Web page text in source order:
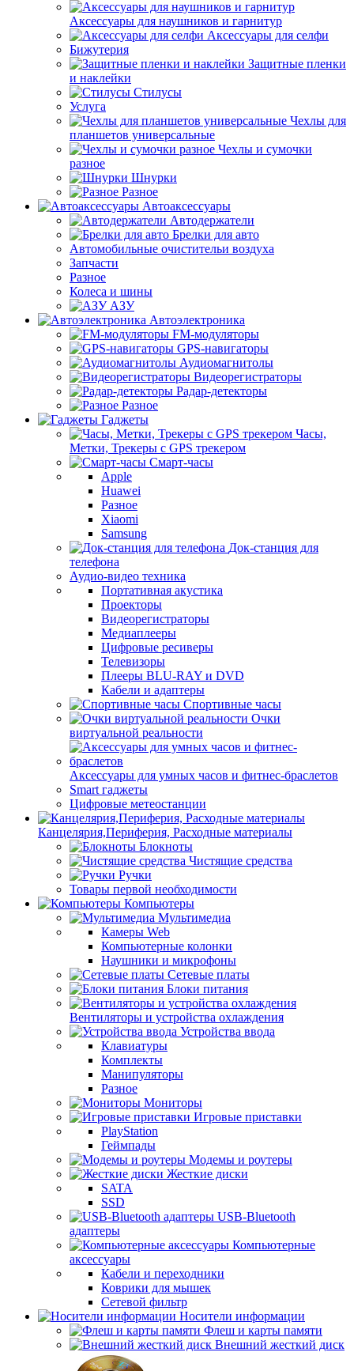
Аксессуары для наушников и гарнитур
Аксессуары для селфи
Бижутерия
Защитные пленки
и наклейки
Стилусы
Услуга
Чехлы для
планшетов универсальные
Чехлы и сумочки
разное
Шнурки
Разное
Автоаксессуары
Автодержатели
Брелки для авто
Автомобильные очистительи воздуха
Запчасти
Разное
Колеса и шины
АЗУ
Автоэлектроника
FM-модуляторы
GPS-навигаторы
Аудиомагнитолы
Видеорегистраторы
Радар-детекторы
Разное
Гаджеты
Часы,
Метки, Трекеры с GPS трекером
Смарт-часы
Apple
Huawei
Разное
Xiaomi
Samsung
Док-станция для
телефона
Аудио-видео техника
Портативная акустика
Проекторы
Видеорегистраторы
Медиаплееры
Цифровые ресиверы
Телевизоры
Плееры BLU-RAY и DVD
Кабели и адаптеры
Спортивные часы
Очки
виртуальной реальности
Аксессуары для умных часов и фитнес-браслетов
Smart гаджеты
Цифровые метеостанции
Канцелярия,Периферия, Расходные материалы
Блокноты
Чистящие средства
Ручки
Товары первой необходимости
Компьютеры
Мультимедиа
Камеры Web
Компьютерные колонки
Наушники и микрофоны
Сетевые платы
Блоки питания
Вентиляторы и устройства охлаждения
Устройства ввода
Клавиатуры
Комплекты
Манипуляторы
Разное
Мониторы
Игровые приставки
PlayStation
Геймпады
Модемы и роутеры
Жесткие диски
SATA
SSD
USB-Bluetooth
адаптеры
Компьютерные
аксессуары
Кабели и переходники
Коврики для мышек
Сетевой фильтр
Носители информации
Флеш и карты памяти
Внешний жесткий диск